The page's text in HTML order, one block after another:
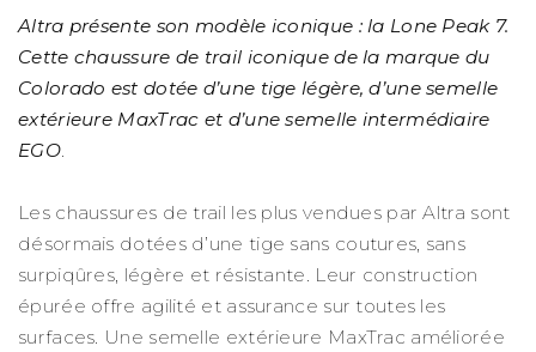
Altra présente son modèle iconique : la Lone Peak 7.
Cette chaussure de trail iconique de la marque du
Colorado est dotée d’une tige légère, d’une semelle
extérieure MaxTrac et d’une semelle intermédiaire
EGO.
Les chaussures de trail les plus vendues par Altra sont
désormais dotées d’une tige sans coutures, sans
surpiqûres, légère et résistante. Leur construction
épurée offre agilité et assurance sur toutes les
surfaces. Une semelle extérieure MaxTrac améliorée